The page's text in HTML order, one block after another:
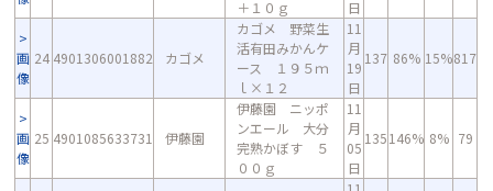
＋１０ｇ
日
画
像
24 4901306001882 カゴメ
カゴメ 野菜生
活有田みかんケ
ース １９５ｍ
ｌ×１２
11
月
19
日
137 86% 15%817
画
像
25 4901085633731 伊藤園
伊藤園 ニッポ
ンエール 大分
完熟かぼす ５
００ｇ
11
月
05
日
135146% 8% 79